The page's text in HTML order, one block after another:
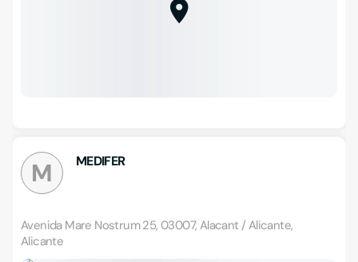
M MEDIFER
Avenida Mare Nostrum 25, 03007, Alacant / Alicante,
Alicante